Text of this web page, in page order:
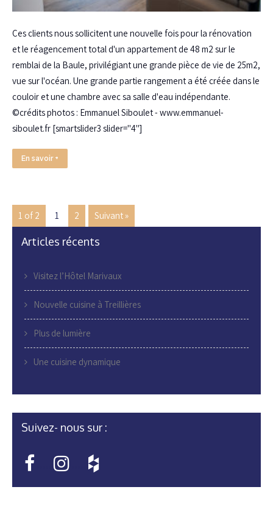
Ces clients nous sollicitent une nouvelle fois pour la rénovation
et le réagencement total d'un appartement de 48 m2 sur le
remblai de la Baule, privilégiant une grande pièce de vie de 25m2,
vue sur l'océan. Une grande partie rangement a été créée dans le
couloir et une chambre avec sa salle d'eau indépendante.
©crédits photos : Emmanuel Siboulet - www.emmanuel-
siboulet.fr [smartslider3 slider="4"]
En savoir +
1 of 2 1 2 Suivant »
Articles récents
Visitez l’Hôtel Marivaux
Nouvelle cuisine à Treillières
Plus de lumière
Une cuisine dynamique
Suivez- nous sur :